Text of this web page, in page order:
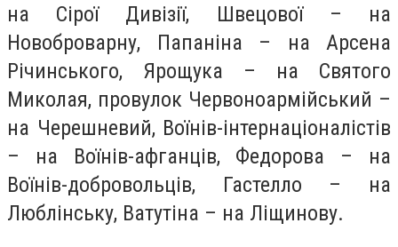
на Сірої Дивізії, Швецової – на
Новоброварну, Папаніна – на Арсена
Річинського, Ярощука – на Святого
Миколая, провулок Червоноармійський –
на Черешневий, Воїнів-інтернаціоналістів
– на Воїнів-афганців, Федорова – на
Воїнів-добровольців, Гастелло – на
Люблінську, Ватутіна – на Ліщинову.